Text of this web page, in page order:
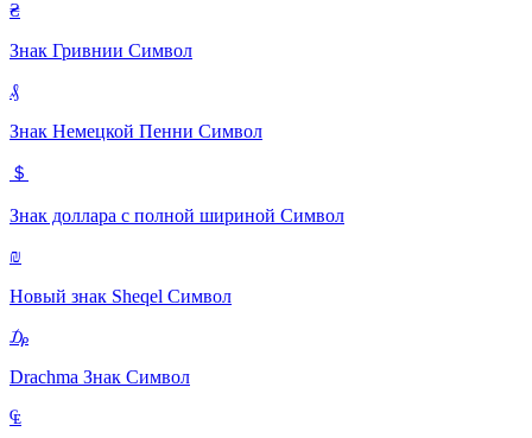
₴
Знак Гривнии Символ
₰
Знак Немецкой Пенни Символ
＄
Знак доллара с полной шириной Символ
₪
Новый знак Sheqel Символ
₯
Drachma Знак Символ
₠